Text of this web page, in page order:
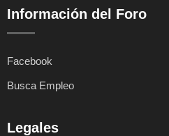
Información del Foro
Facebook
Busca Empleo
Legales